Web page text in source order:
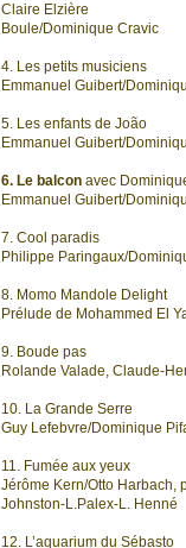
Claire Elzière
Boule/Dominique Cravic
4. Les petits musiciens
Emmanuel Guibert/
5. Les enfants de João
Emmanuel Guibert/
6. Le balcon avec
Emmanuel Guibert/
7. Cool paradis
Philippe Paringaux/
8. Momo Mandole Delight
Prélude de Mohammed El
9. Boude pas
Rolande Valade, Claude-
10. La Grande Serre
Guy Lefebvre/Dominique
11. Fumée aux yeux
Jérôme Kern/Otto Harbach,
Johnston-L.Palex-L. Henné
12. L’aquarium du Sébasto